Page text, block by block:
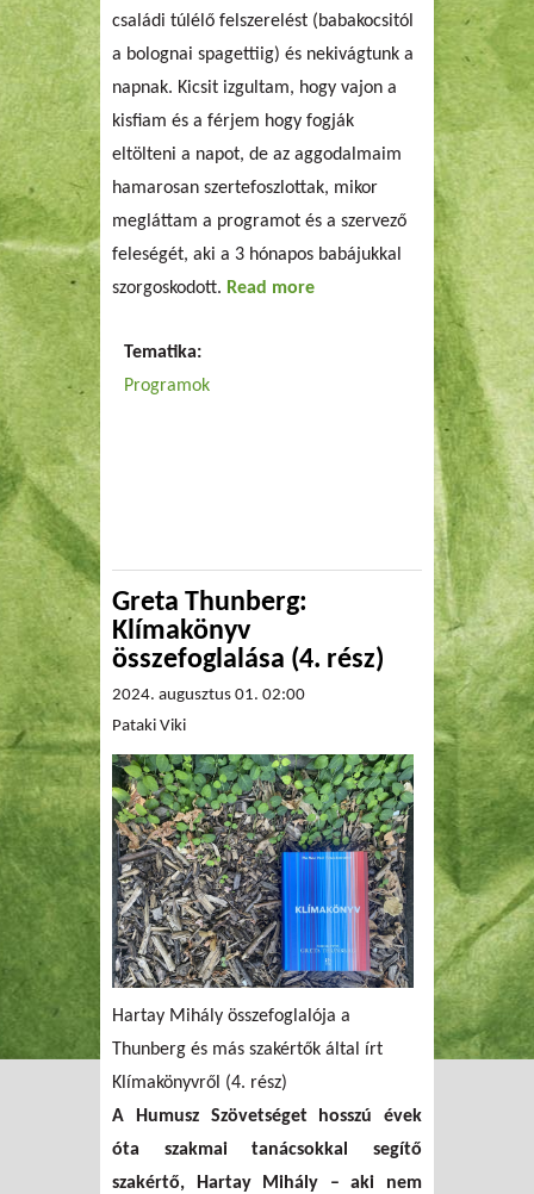
családi túlélő felszerelést (babakocsitól
a bolognai spagettiig) és nekivágtunk a
napnak. Kicsit izgultam, hogy vajon a
kisfiam és a férjem hogy fogják
eltölteni a napot, de az aggodalmaim
hamarosan szertefoszlottak, mikor
megláttam a programot és a szervező
feleségét, aki a 3 hónapos babájukkal
szorgoskodott. Read more about Telki Öko Hét -
Önkénteskedés az
Tematika:
Programok
Greta Thunberg:
Klímakönyv
összefoglalása (4. rész)
2024. augusztus 01. 02:00
Pataki Viki
Hartay Mihály összefoglalója a
Thunberg és más szakértők által írt
Klímakönyvről (4. rész)
A Humusz Szövetséget hosszú évek
óta szakmai tanácsokkal segítő
szakértő, Hartay Mihály – aki nem